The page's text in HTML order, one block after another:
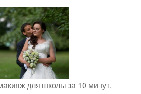
для школы за 10 минут.